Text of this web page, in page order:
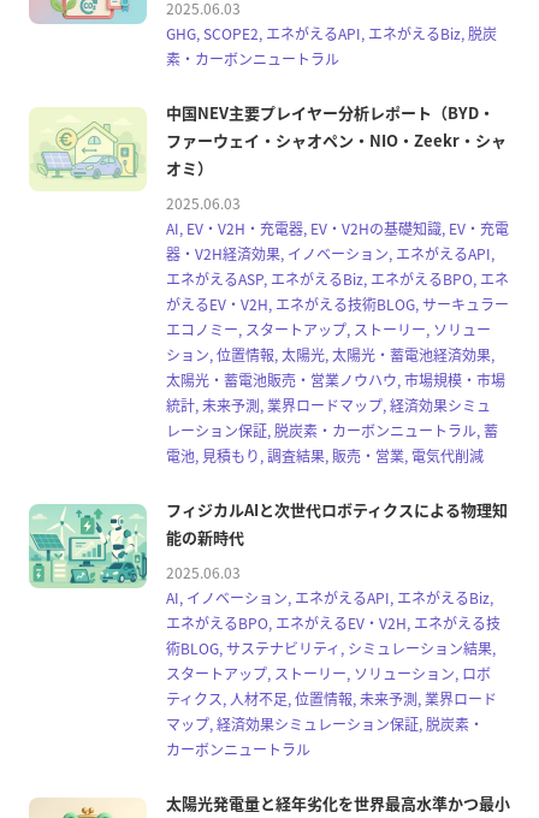
2025.06.03
GHG, SCOPE2, エネがえるAPI, エネがえるBiz, 脱炭
素・カーボンニュートラル
中国NEV主要プレイヤー分析レポート（BYD・
ファーウェイ・シャオペン・NIO・Zeekr・シャ
オミ）
2025.06.03
AI, EV・V2H・充電器, EV・V2Hの基礎知識, EV・充電
器・V2H経済効果, イノベーション, エネがえるAPI,
エネがえるASP, エネがえるBiz, エネがえるBPO, エネ
がえるEV・V2H, エネがえる技術BLOG, サーキュラー
エコノミー, スタートアップ, ストーリー, ソリュー
ション, 位置情報, 太陽光, 太陽光・蓄電池経済効果,
太陽光・蓄電池販売・営業ノウハウ, 市場規模・市場
統計, 未来予測, 業界ロードマップ, 経済効果シミュ
レーション保証, 脱炭素・カーボンニュートラル, 蓄
電池, 見積もり, 調査結果, 販売・営業, 電気代削減
フィジカルAIと次世代ロボティクスによる物理知
能の新時代
2025.06.03
AI, イノベーション, エネがえるAPI, エネがえるBiz,
エネがえるBPO, エネがえるEV・V2H, エネがえる技
術BLOG, サステナビリティ, シミュレーション結果,
スタートアップ, ストーリー, ソリューション, ロボ
ティクス, 人材不足, 位置情報, 未来予測, 業界ロード
マップ, 経済効果シミュレーション保証, 脱炭素・
カーボンニュートラル
太陽光発電量と経年劣化を世界最高水準かつ最小